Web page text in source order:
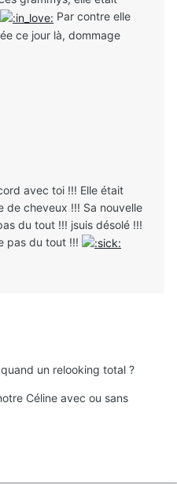
Par contre elle
ce jour là, dommage
avec toi !!! Elle était
de cheveux !!! Sa nouvelle
du tout !!! jsuis désolé !!!
pas du tout !!!
un relooking total ?
Céline avec ou sans